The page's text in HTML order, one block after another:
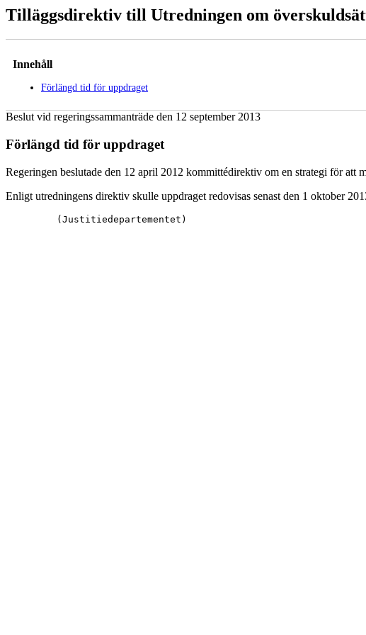
Tilläggsdirektiv till Utredningen om
Innehåll
Förlängd tid för uppdraget
Beslut vid regeringssammanträde den 12 september 2013
Förlängd tid för uppdraget
Regeringen beslutade den 12 april 2012 kommittédirektiv om en strategi för
Enligt utredningens direktiv skulle uppdraget redovisas senast den 1 oktober